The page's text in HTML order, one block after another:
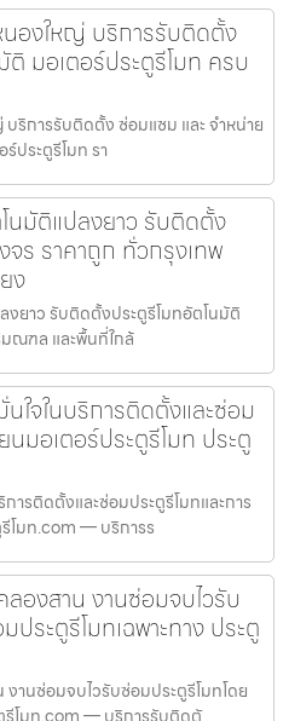
องใหญ่ บริการรับติดตั้ง
ติ มอเตอร์ประตูรีโมท ครบ
ริการรับติดตั้ง ซ่อมแซม และ จำหน่าย
ประตูรีโมท รา
นมัติแปลงยาว รับติดตั้ง
ร ราคาถูก ทั่วกรุงเทพ
ง
ยาว รับติดตั้งประตูรีโมทอัตโนมัติ
ณฑล และพื้นที่ใกล้
ใจในบริการติดตั้งและซ่อม
นมอเตอร์ประตูรีโมท ประตู
ารติดตั้งและซ่อมประตูรีโมทและการ
โมท.com — บริการร
ลองสาน งานซ่อมจบไวรับ
ระตูรีโมทเฉพาะทาง ประตู
งานซ่อมจบไวรับซ่อมประตูรีโมทโดย
รีโมท.com — บริการรับติดตั